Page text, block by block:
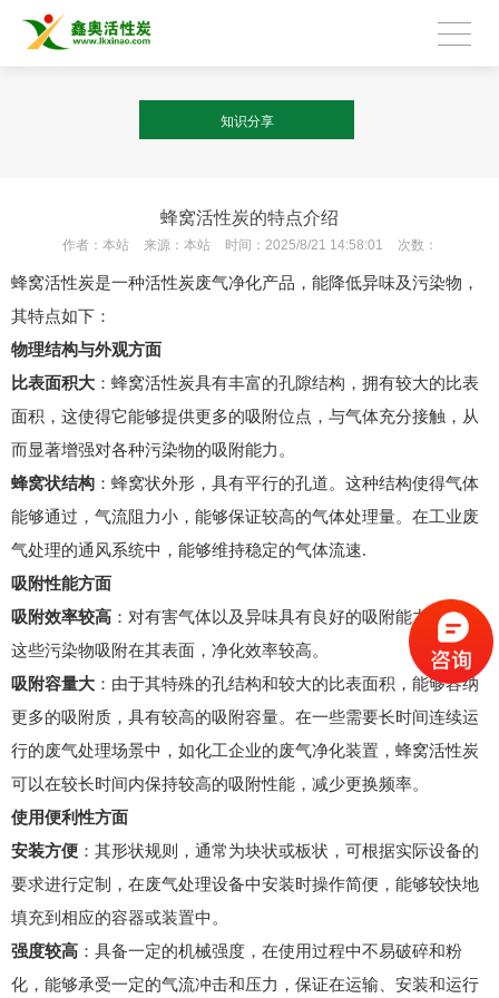
知识分享
蜂窝活性炭的特点介绍
作者： 本站 来源： 本站 时间： 2025/8/21 14:58:01 次数：
蜂窝活性炭是一种活性炭废气净化产品，能降低异味及污染物，
其特点如下：
物理结构与外观方面
比表面积大 ：蜂窝活性炭具有丰富的孔隙结构，拥有较大的比表
面积，这使得它能够提供更多的吸附位点，与气体充分接触，从
而显著增强对各种污染物的吸附能力。
蜂窝状结构 ：蜂窝状外形，具有平行的孔道。这种结构使得气体
能够通过，气流阻力小，能够保证较高的气体处理量。在工业废
气处理的通风系统中，能够维持稳定的气体流速.
吸附性能方面
吸附效率较高 ：对有害气体以及异味具有良好的吸附能力，能将
这些污染物吸附在其表面，净化效率较高。
吸附容量大 ：由于其特殊的孔结构和较大的比表面积，能够容纳
更多的吸附质，具有较高的吸附容量。在一些需要长时间连续运
行的废气处理场景中，如化工企业的废气净化装置，蜂窝活性炭
可以在较长时间内保持较高的吸附性能，减少更换频率。
使用便利性方面
安装方便 ：其形状规则，通常为块状或板状，可根据实际设备的
要求进行定制，在废气处理设备中安装时操作简便，能够较快地
填充到相应的容器或装置中。
强度较高 ：具备一定的机械强度，在使用过程中不易破碎和粉
化，能够承受一定的气流冲击和压力，保证在运输、安装和运行